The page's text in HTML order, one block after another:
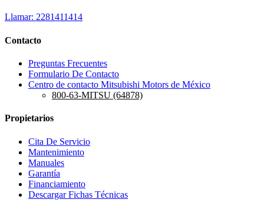
Llamar: 2281411414
Contacto
Preguntas Frecuentes
Formulario De Contacto
Centro de contacto Mitsubishi Motors de México
800-63-MITSU (64878)
Propietarios
Cita De Servicio
Mantenimiento
Manuales
Garantía
Financiamiento
Descargar Fichas Técnicas